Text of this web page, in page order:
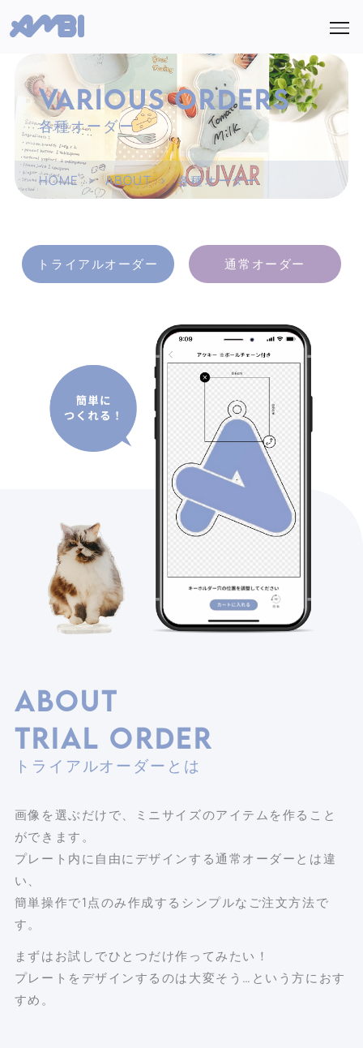
VARIOUS ORDERS
各種オーダー
HOME>ABOUT>各種オーダー
トライアルオーダー 通常オーダー
ABOUT
TRIAL ORDER
トライアルオーダーとは
画像を選ぶだけで、ミニサイズのアイテムを作ること
ができます。
プレート内に自由にデザインする通常オーダーとは違
い、
簡単操作で1点のみ作成するシンプルなご注文方法で
す。
まずはお試しでひとつだけ作ってみたい！
プレートをデザインするのは大変そう…という方におす
すめ。